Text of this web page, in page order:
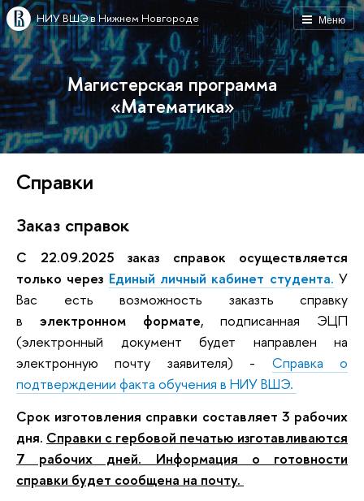
Меню
НИУ ВШЭ в Нижнем Новгороде
Магистерская программа
«Математика»
Справки
Заказ справок
С 22.09.2025 заказ справок осуществляется
только через Единый личный кабинет студента. У
Вас есть возможность заказть справку
в электронном формате, подписанная ЭЦП
(электронный документ будет направлен на
электронную почту заявителя) - Справка о
подтверждении факта обучения в НИУ ВШЭ.
Срок изготовления справки составляет 3 рабочих
дня. Справки с гербовой печатью изготавливаются
7 рабочих дней. Информация о готовности
справки будет сообщена на почту.